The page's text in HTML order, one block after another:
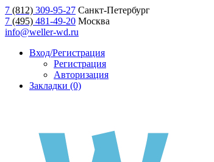
7 (812) 309-95-27 Санкт-Петербург
7 (495) 481-49-20 Москва
info@weller-wd.ru
Вход/Регистрация
Регистрация
Авторизация
Закладки (0)